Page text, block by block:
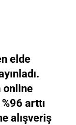
elde
online
arttı
alışveriş